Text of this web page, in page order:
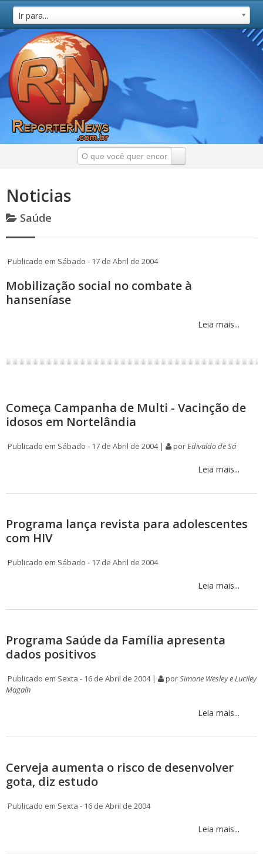
Ir para...
Noticias
Saúde
Publicado em Sábado - 17 de Abril de 2004
Mobilização social no combate à
hanseníase
Leia mais...
Começa Campanha de Multi - Vacinção de
idosos em Nortelândia
Publicado em Sábado - 17 de Abril de 2004 | porEdivaldo de Sá
Leia mais...
Programa lança revista para adolescentes
com HIV
Publicado em Sábado - 17 de Abril de 2004
Leia mais...
Programa Saúde da Família apresenta
dados positivos
Publicado em Sexta - 16 de Abril de 2004 | porSimone Wesley e Luciley
Magalh
Leia mais...
Cerveja aumenta o risco de desenvolver
gota, diz estudo
Publicado em Sexta - 16 de Abril de 2004
Leia mais...